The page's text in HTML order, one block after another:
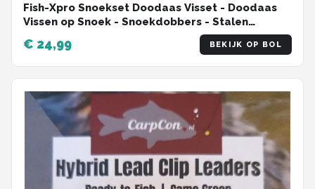
Fish-Xpro Snoekset Doodaas Visset - Doodaas
Vissen op Snoek - Snoekdobbers - Stalen
€ 24,99 BEKIJK OP BOL